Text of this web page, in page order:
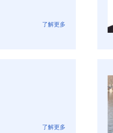
了解更多
了解更多